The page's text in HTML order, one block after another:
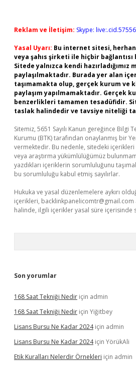
Reklam ve İletişim: Skype:
Yasal Uyarı: Bu internet sitesi,
veya şahıs şirketi ile hiçbir
Sitede yalnızca kendi hazırladığımız
paylaşılmaktadır. Burada yer alan
taşımamakta olup, gerçek kurum ve
paylaşım yapılmamaktadır. Gerçek
benzerlikleri tamamen tesadüfidir.
taslak halindedir ve tavsiye niteliği
Sitemiz, 5651 Sayılı Kanun gereğince Bilgi
Kurumu (BTK) tarafından onaylanmış bir
vermektedir. Bu nedenle, sitedeki
veya araştırma yükümlülüğümüz
yazdıkları içeriklerin sorumluluğunu
bu sorumluluğu kabul etmiş sayılırlar.
Hukuka ve yasal düzenlemelere aykırı
içerikleri, backlinkpanelicomtr@gmail.com
halinde, ilgili içerikler yasal süre içerisinde
Son yorumlar
168 Saat Tekniği Nedir için admin
168 Saat Tekniği Nedir için Yiğitbey
Lisans Bursu Ne Kadar 2024için admin
Lisans Bursu Ne Kadar 2024için YörükAli
Etik Kuralları Nelerdir Örnekleri için admin